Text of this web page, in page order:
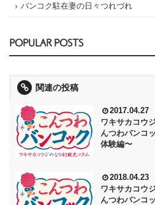
バンコク駐在妻の日々つれづれ
POPULAR POSTS
関連の投稿
2017.04.27
ワキサカコウ
んつわバンコ
体験編〜
2018.04.23
ワキサカコウ
んつわバンコ